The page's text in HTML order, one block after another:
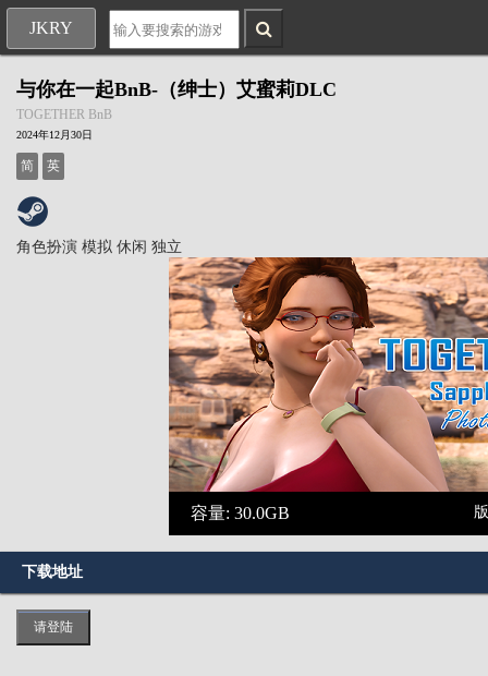
JKRY
与你在一起BnB-（绅士）艾蜜莉DLC
TOGETHER BnB
2024年12月30日
简 英
角色扮演 模拟 休闲 独立
容量: 30.0GB
下载地址
请登陆